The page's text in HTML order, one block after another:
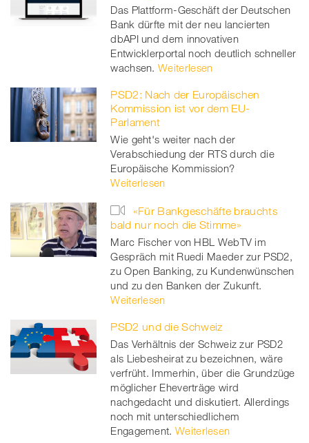
Das Plattform-Geschäft der Deutschen
Bank dürfte mit der neu lancierten
dbAPI und dem innovativen
Entwicklerportal noch deutlich schneller
wachsen. Weiterlesen
PSD2: Nach der Europäischen
Kommission ist vor dem EU-
Parlament
Wie geht's weiter nach der
Verabschiedung der RTS durch die
Europäische Kommission?
Weiterlesen
«Für Bankgeschäfte brauchts
bald nur noch die Stimme»
Marc Fischer von HBL WebTV im
Gespräch mit Ruedi Maeder zur PSD2,
zu Open Banking, zu Kundenwünschen
und zu den Banken der Zukunft.
Weiterlesen
PSD2 und die Schweiz
Das Verhältnis der Schweiz zur PSD2
als Liebesheirat zu bezeichnen, wäre
verfrüht. Immerhin, über die Grundzüge
möglicher Eheverträge wird
nachgedacht und diskutiert. Allerdings
noch mit unterschiedlichem
Engagement. Weiterlesen